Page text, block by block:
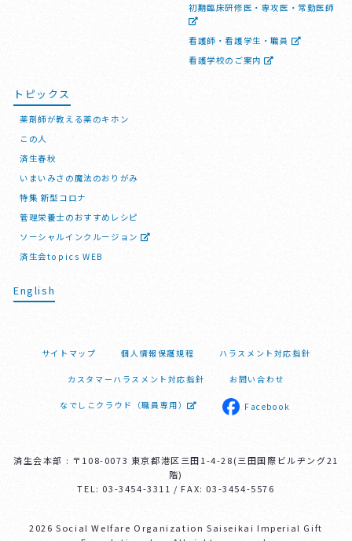
初期臨床研修医・専攻医・常勤医師
看護師・看護学生・職員
看護学校のご案内
トピックス
薬剤師が教える薬のキホン
この人
済生春秋
いまいみさの魔法のおりがみ
特集 新型コロナ
管理栄養士のおすすめレシピ
ソーシャルインクルージョン
済生会topics WEB
English
サイトマップ 個人情報保護規程 ハラスメント対応指針
カスタマーハラスメント対応指針 お問い合わせ
なでしこクラウド（職員専用） Facebook
済生会本部 : 〒108-0073 東京都港区三田1-4-28(三田国際ビルヂング21
階)
TEL: 03-3454-3311 / FAX: 03-3454-5576
2026 Social Welfare Organization Saiseikai Imperial Gift